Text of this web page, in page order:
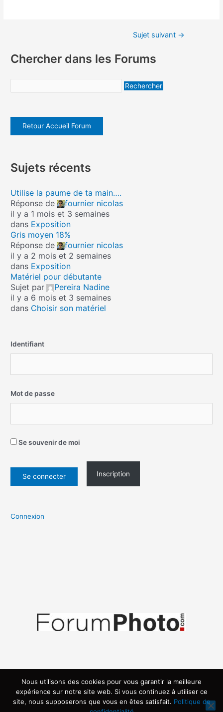
Sujet suivant →
Chercher dans les Forums
Retour Accueil Forum
Sujets récents
Utilise la paume de ta main….
Réponse de
fournier nicolas
il y a 1 mois et 3 semaines
dans Exposition
Gris moyen 18%
Réponse de
fournier nicolas
il y a 2 mois et 2 semaines
dans Exposition
Matériel pour débutante
Sujet par
Pereira Nadine
il y a 6 mois et 3 semaines
dans Choisir son matériel
Identifiant
Mot de passe
Se souvenir de moi
Inscription
Connexion
Nous utilisons des cookies pour vous garantir la meilleure
expérience sur notre site web. Si vous continuez à utiliser ce
site, nous supposerons que vous en êtes satisfait. Politique de